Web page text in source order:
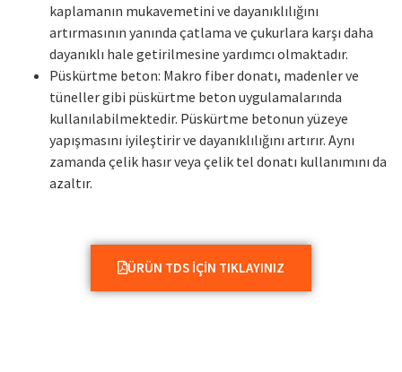
kaplamanın mukavemetini ve dayanıklılığını
artırmasının yanında çatlama ve çukurlara karşı daha
dayanıklı hale getirilmesine yardımcı olmaktadır.
Püskürtme beton: Makro fiber donatı, madenler ve
tüneller gibi püskürtme beton uygulamalarında
kullanılabilmektedir. Püskürtme betonun yüzeye
yapışmasını iyileştirir ve dayanıklılığını artırır. Aynı
zamanda çelik hasır veya çelik tel donatı kullanımını da
azaltır.
ÜRÜN TDS İÇIN TIKLAYINIZ